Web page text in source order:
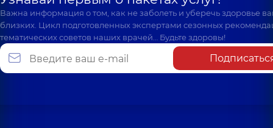
Важна информация о том, как не заболеть и уберечь здоровье
близких. Цикл подготовленных экспертами сезонных
тематических советов наших врачей… Будьте здоровы!